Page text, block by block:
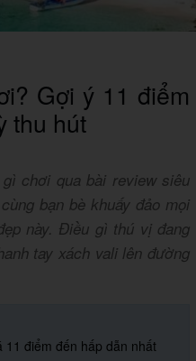
Gợi ý 11 điểm
thu hút
chơi qua bài review siêu
bạn bè khuấy đảo mọi
này. Điều gì thú vị đang
tay xách vali lên đường
11 điểm đến hấp dẫn nhất